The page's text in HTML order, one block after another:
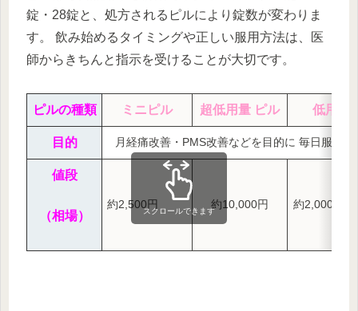
錠・28錠と、処方されるピルにより錠数が変わりま
す。 飲み始めるタイミングや正しい服用方法は、医
師からきちんと指示を受けることが大切です。
ピルの種類 ミニピル 超低用量 ピル 低用量
目的 月経痛改善・PMS改善などを目的に 毎日服用す
値段
（相場）
約2,500円 約10,000円 約2,000円
スクロールできます